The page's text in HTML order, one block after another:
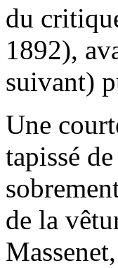
du
1892),
suivant)
Une
tapissé
de la